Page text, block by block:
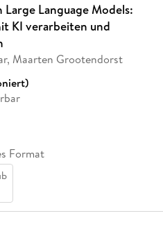
Large Language Models:
KI verarbeiten und
Maarten Grootendorst
Format